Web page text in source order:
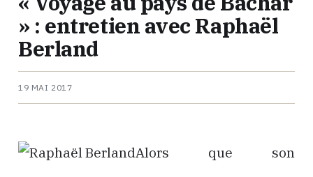
» : entretien avec Raphaël
Berland
19 MAI 2017
Alors que son